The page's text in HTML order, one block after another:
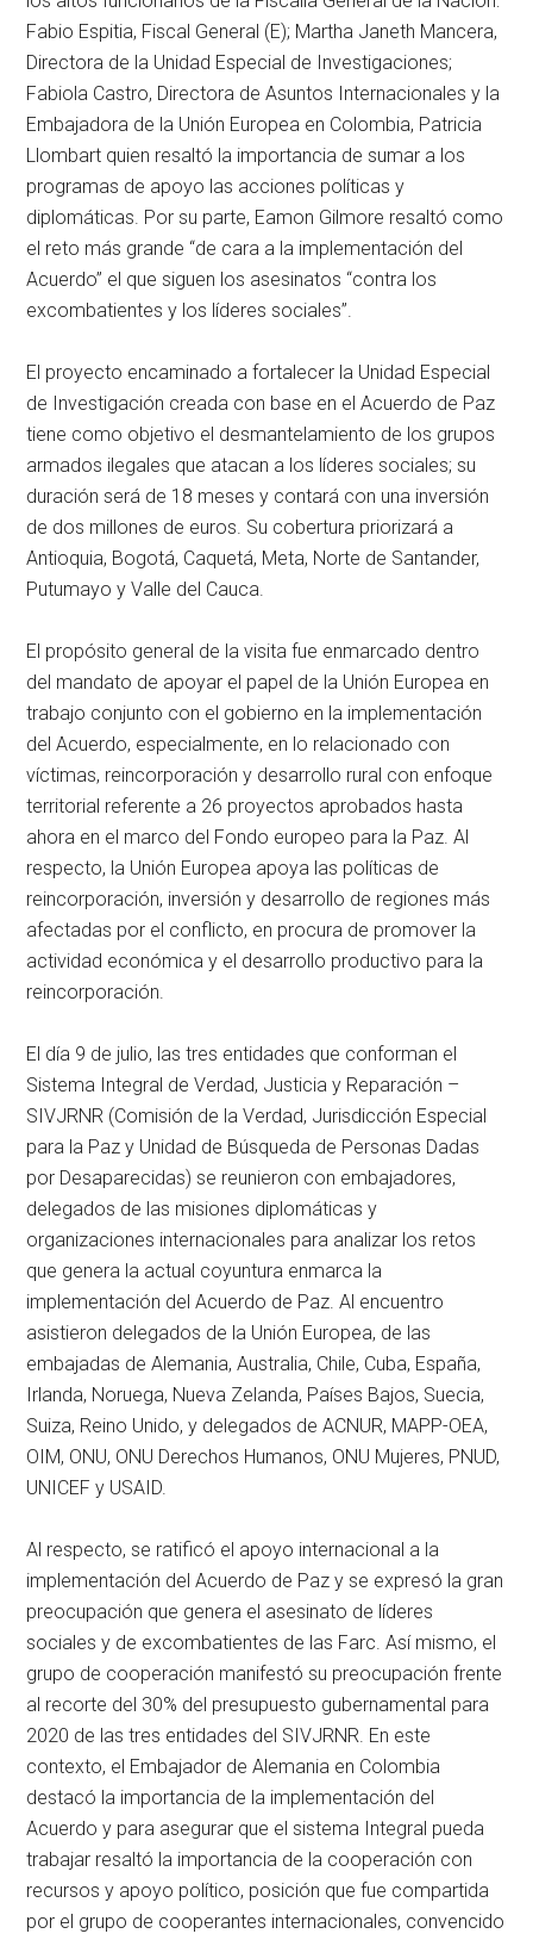
Fabio Espitia, Fiscal General (E); Martha Janeth Mancera,
Directora de la Unidad Especial de Investigaciones;
Fabiola Castro, Directora de Asuntos Internacionales y la
Embajadora de la Unión Europea en Colombia, Patricia
Llombart quien resaltó la importancia de sumar a los
programas de apoyo las acciones políticas y
diplomáticas. Por su parte, Eamon Gilmore resaltó como
el reto más grande “de cara a la implementación del
Acuerdo” el que siguen los asesinatos “contra los
excombatientes y los líderes sociales”.
El proyecto encaminado a fortalecer la Unidad Especial
de Investigación creada con base en el Acuerdo de Paz
tiene como objetivo el desmantelamiento de los grupos
armados ilegales que atacan a los líderes sociales; su
duración será de 18 meses y contará con una inversión
de dos millones de euros. Su cobertura priorizará a
Antioquia, Bogotá, Caquetá, Meta, Norte de Santander,
Putumayo y Valle del Cauca.
El propósito general de la visita fue enmarcado dentro
del mandato de apoyar el papel de la Unión Europea en
trabajo conjunto con el gobierno en la implementación
del Acuerdo, especialmente, en lo relacionado con
víctimas, reincorporación y desarrollo rural con enfoque
territorial referente a 26 proyectos aprobados hasta
ahora en el marco del Fondo europeo para la Paz. Al
respecto, la Unión Europea apoya las políticas de
reincorporación, inversión y desarrollo de regiones más
afectadas por el conflicto, en procura de promover la
actividad económica y el desarrollo productivo para la
reincorporación.
El día 9 de julio, las tres entidades que conforman el
Sistema Integral de Verdad, Justicia y Reparación –
SIVJRNR (Comisión de la Verdad, Jurisdicción Especial
para la Paz y Unidad de Búsqueda de Personas Dadas
por Desaparecidas) se reunieron con embajadores,
delegados de las misiones diplomáticas y
organizaciones internacionales para analizar los retos
que genera la actual coyuntura enmarca la
implementación del Acuerdo de Paz. Al encuentro
asistieron delegados de la Unión Europea, de las
embajadas de Alemania, Australia, Chile, Cuba, España,
Irlanda, Noruega, Nueva Zelanda, Países Bajos, Suecia,
Suiza, Reino Unido, y delegados de ACNUR, MAPP-OEA,
OIM, ONU, ONU Derechos Humanos, ONU Mujeres, PNUD,
UNICEF y USAID.
Al respecto, se ratificó el apoyo internacional a la
implementación del Acuerdo de Paz y se expresó la gran
preocupación que genera el asesinato de líderes
sociales y de excombatientes de las Farc. Así mismo, el
grupo de cooperación manifestó su preocupación frente
al recorte del 30% del presupuesto gubernamental para
2020 de las tres entidades del SIVJRNR. En este
contexto, el Embajador de Alemania en Colombia
destacó la importancia de la implementación del
Acuerdo y para asegurar que el sistema Integral pueda
trabajar resaltó la importancia de la cooperación con
recursos y apoyo político, posición que fue compartida
por el grupo de cooperantes internacionales, convencido